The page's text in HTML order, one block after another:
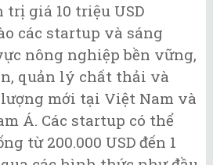
trị giá 10 triệu USD
các startup và sáng
nông nghiệp bền vững,
quản lý chất thải và
mới tại Việt Nam và
Á. Các startup có thể
từ 200.000 USD đến 1